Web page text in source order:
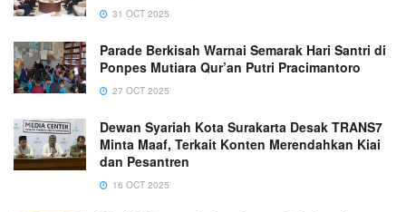
31 OCT 2025
Parade Berkisah Warnai Semarak Hari Santri di
Ponpes Mutiara Qur’an Putri Pracimantoro
27 OCT 2025
Dewan Syariah Kota Surakarta Desak TRANS7
Minta Maaf, Terkait Konten Merendahkan Kiai
dan Pesantren
16 OCT 2025